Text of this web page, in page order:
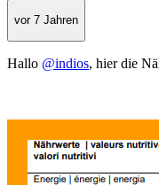
vor 7 Jahren
Hallo @indios, hier die